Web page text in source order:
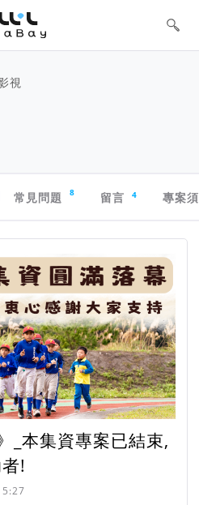
挖貝 | 台灣最值得信賴的群眾
/ 群眾募資平台
視
常見問題 8 留言 4 專案
_本集資專案已結束,
!